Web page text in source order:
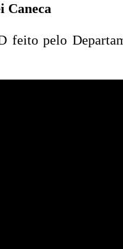
Caneca
feito pelo